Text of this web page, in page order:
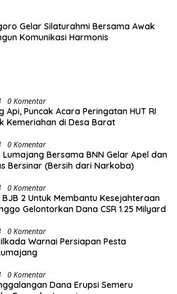
Gelar Silaturahmi Bersama Awak
Komunikasi Harmonis
0 Komentar
Api, Puncak Acara Peringatan HUT RI
Kemeriahan di Desa Barat
0 Komentar
Lumajang Bersama BNN Gelar Apel dan
Bersinar (Bersih dari Narkoba)
0 Komentar
2 Untuk Membantu Kesejahteraan
Gelontorkan Dana CSR 1.25 Milyard
0 Komentar
Warnai Persiapan Pesta
0 Komentar
Dana Erupsi Semeru